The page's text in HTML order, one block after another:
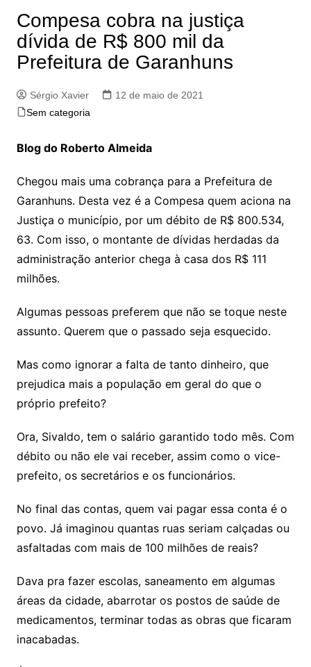
Compesa cobra na justiça
dívida de R$ 800 mil da
Prefeitura de Garanhuns
Sérgio Xavier
12 de maio de 2021
Sem categoria
Blog do Roberto Almeida
Chegou mais uma cobrança para a Prefeitura de
Garanhuns. Desta vez é a Compesa quem aciona na
Justiça o município, por um débito de R$ 800.534,
63. Com isso, o montante de dívidas herdadas da
administração anterior chega à casa dos R$ 111
milhões.
Algumas pessoas preferem que não se toque neste
assunto. Querem que o passado seja esquecido.
Mas como ignorar a falta de tanto dinheiro, que
prejudica mais a população em geral do que o
próprio prefeito?
Ora, Sivaldo, tem o salário garantido todo mês. Com
débito ou não ele vai receber, assim como o vice-
prefeito, os secretários e os funcionários.
No final das contas, quem vai pagar essa conta é o
povo. Já imaginou quantas ruas seriam calçadas ou
asfaltadas com mais de 100 milhões de reais?
Dava pra fazer escolas, saneamento em algumas
áreas da cidade, abarrotar os postos de saúde de
medicamentos, terminar todas as obras que ficaram
inacabadas.